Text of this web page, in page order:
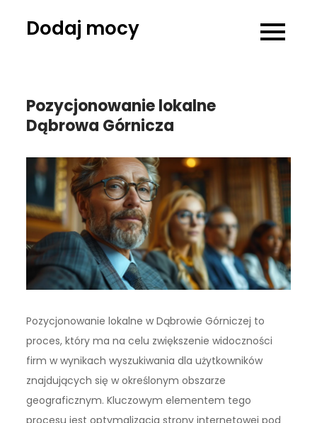
Dodaj mocy
Pozycjonowanie lokalne
Dąbrowa Górnicza
Pozycjonowanie lokalne w Dąbrowie Górniczej to
proces, który ma na celu zwiększenie widoczności
firm w wynikach wyszukiwania dla użytkowników
znajdujących się w określonym obszarze
geograficznym. Kluczowym elementem tego
procesu jest optymalizacja strony internetowej pod